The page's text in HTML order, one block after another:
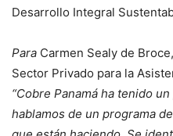
Desarrollo Integral
Para Carmen Sealy de
Sector Privado para la
“Cobre Panamá ha tenido
hablamos de un programa